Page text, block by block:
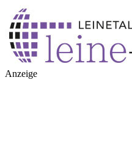
Anzeige